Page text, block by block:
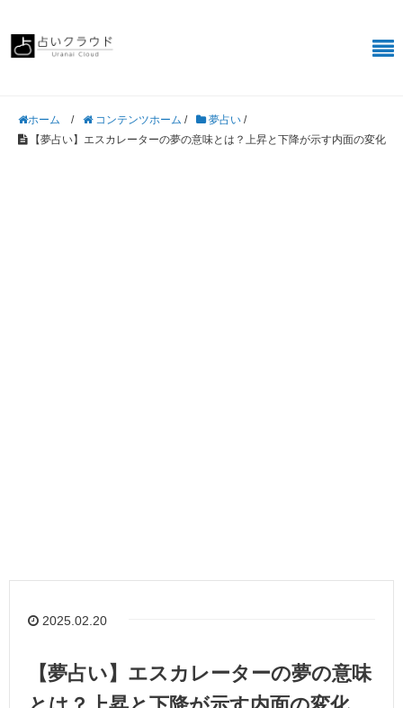
ホーム / コンテンツホーム / 夢占い /
【夢占い】エスカレーターの夢の意味とは？上昇と下降が示す内面の変化
2025.02.20
【夢占い】エスカレーターの夢の意味